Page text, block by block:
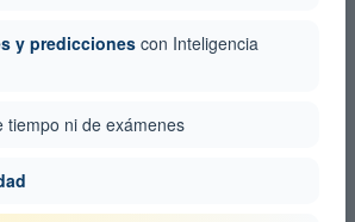
y predicciones con Inteligencia
tiempo ni de exámenes